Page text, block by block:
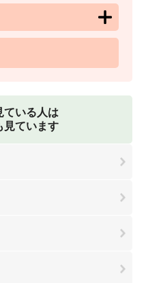
ている人は
見ています